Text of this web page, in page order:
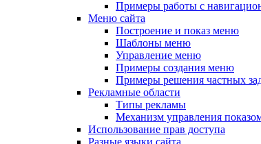
Примеры работы с
Меню сайта
Построение и показ меню
Шаблоны меню
Управление меню
Примеры создания меню
Примеры решения частных
Рекламные области
Типы рекламы
Механизм управления
Использование прав доступа
Разные языки сайта